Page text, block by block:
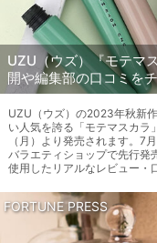
UZU（ウズ）『モテマ
開や編集部の口コミを
UZU（ウズ）の2023年秋新
い人気を誇る「モテマスカ
（月）より発売されます。7
バラエティショップで先行発
使用したリアルなレビュー・
FORTUNE PRESS